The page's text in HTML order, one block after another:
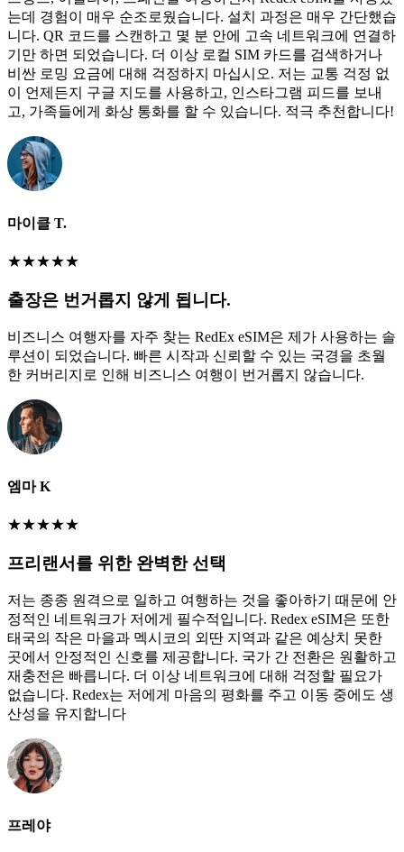
는데 경험이 매우 순조로웠습니다. 설치 과정은 매우 간단했습
니다. QR 코드를 스캔하고 몇 분 안에 고속 네트워크에 연결하
기만 하면 되었습니다. 더 이상 로컬 SIM 카드를 검색하거나
비싼 로밍 요금에 대해 걱정하지 마십시오. 저는 교통 걱정 없
이 언제든지 구글 지도를 사용하고, 인스타그램 피드를 보내
고, 가족들에게 화상 통화를 할 수 있습니다. 적극 추천합니다!
마이클 T.
★★★★★
출장은 번거롭지 않게 됩니다.
비즈니스 여행자를 자주 찾는 RedEx eSIM은 제가 사용하는 솔
루션이 되었습니다. 빠른 시작과 신뢰할 수 있는 국경을 초월
한 커버리지로 인해 비즈니스 여행이 번거롭지 않습니다.
엠마 K
★★★★★
프리랜서를 위한 완벽한 선택
저는 종종 원격으로 일하고 여행하는 것을 좋아하기 때문에 안
정적인 네트워크가 저에게 필수적입니다. Redex eSIM은 또한
태국의 작은 마을과 멕시코의 외딴 지역과 같은 예상치 못한
곳에서 안정적인 신호를 제공합니다. 국가 간 전환은 원활하고
재충전은 빠릅니다. 더 이상 네트워크에 대해 걱정할 필요가
없습니다. Redex는 저에게 마음의 평화를 주고 이동 중에도 생
산성을 유지합니다
프레야